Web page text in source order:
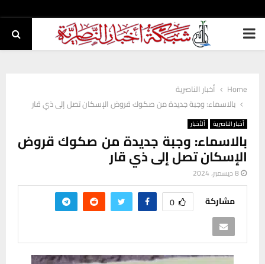
PRIMARY
Home
أخبار الناصرية
بالاسماء: وجبة جديدة من صكوك قروض الإسكان تصل إلى ذي قار
أخبار الناصرية ألأخبار
بالاسماء: وجبة جديدة من صكوك قروض
الإسكان تصل إلى ذي قار
8 ديسمبر، 2024
مشاركة 0